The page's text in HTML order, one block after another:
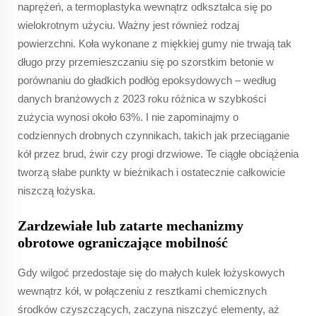
naprężeń, a termoplastyka wewnątrz odkształca się po
wielokrotnym użyciu. Ważny jest również rodzaj
powierzchni. Koła wykonane z miękkiej gumy nie trwają tak
długo przy przemieszczaniu się po szorstkim betonie w
porównaniu do gładkich podłóg epoksydowych – według
danych branżowych z 2023 roku różnica w szybkości
zużycia wynosi około 63%. I nie zapominajmy o
codziennych drobnych czynnikach, takich jak przeciąganie
kół przez brud, żwir czy progi drzwiowe. Te ciągłe obciążenia
tworzą słabe punkty w bieżnikach i ostatecznie całkowicie
niszczą łożyska.
Zardzewiałe lub zatarte mechanizmy
obrotowe ograniczające mobilność
Gdy wilgoć przedostaje się do małych kulek łożyskowych
wewnątrz kół, w połączeniu z resztkami chemicznych
środków czyszczących, zaczyna niszczyć elementy, aż